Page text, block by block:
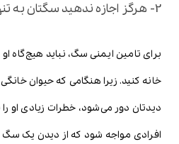
2- هرگز اجازه ندهید سگتان به تنهایی بیرون برود!
برای تامین ایمنی سگ، نباید هیچ‌گاه او
خانه کنید. زیرا هنگامی که حیوان
دیدتان دور می‌شود، خطرات زیادی او
افرادی مواجه شود که از دیدن یک سگ